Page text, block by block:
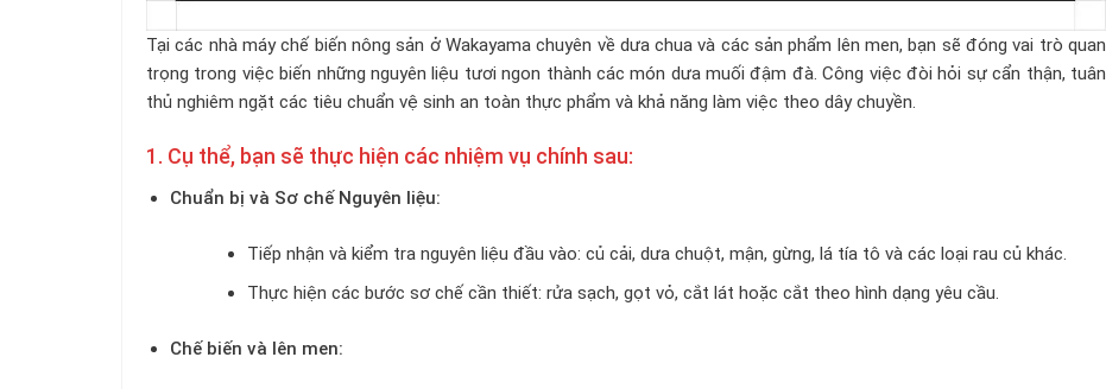
Tại các nhà máy chế biến nông sản ở Wakayama chuyên về dưa chua và các sản phẩm lên men, bạn sẽ đóng vai trò quan
trọng trong việc biến những nguyên liệu tươi ngon thành các món dưa muối đậm đà. Công việc đòi hỏi sự cẩn thận, tuân
thủ nghiêm ngặt các tiêu chuẩn vệ sinh an toàn thực phẩm và khả năng làm việc theo dây chuyền.
1. Cụ thể, bạn sẽ thực hiện các nhiệm vụ chính sau:
Chuẩn bị và Sơ chế Nguyên liệu:
Tiếp nhận và kiểm tra nguyên liệu đầu vào: củ cải, dưa chuột, mận, gừng, lá tía tô và các loại rau củ khác.
Thực hiện các bước sơ chế cần thiết: rửa sạch, gọt vỏ, cắt lát hoặc cắt theo hình dạng yêu cầu.
Chế biến và lên men: